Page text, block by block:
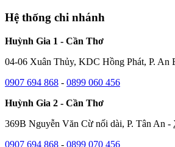
Hệ thống chi nhánh
Huỳnh Gia 1 - Cần Thơ
04-06 Xuân Thủy, KDC Hồng Phát, P. An
0907 694 868 - 0899 060 456
Huỳnh Gia 2 - Cần Thơ
369B Nguyễn Văn Cừ nối dài, P. Tân An -
0907 694 868 - 0899 070 456